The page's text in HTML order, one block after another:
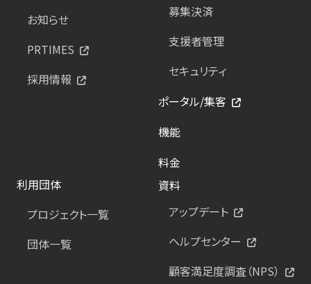
お知らせ
PRTIMES
採用情報
募集決済
支援者管理
セキュリティ
ポータル/集客
機能
料金
利用団体
プロジェクト一覧
団体一覧
資料
アップデート
ヘルプセンター
顧客満足度調査（NPS）